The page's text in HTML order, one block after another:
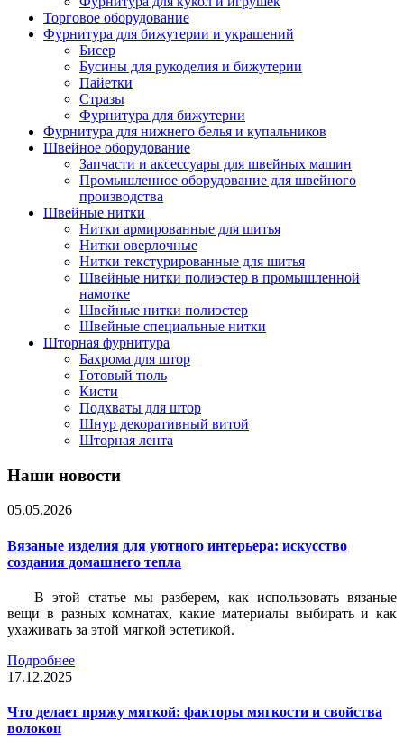
Торговое оборудование
Фурнитура для бижутерии и украшений
Бисер
Бусины для рукоделия и бижутерии
Пайетки
Стразы
Фурнитура для бижутерии
Фурнитура для нижнего белья и купальников
Швейное оборудование
Запчасти и аксессуары для швейных машин
Промышленное оборудование для швейного
производства
Швейные нитки
Нитки армированные для шитья
Нитки оверлочные
Нитки текстурированные для шитья
Швейные нитки полиэстер в промышленной
намотке
Швейные нитки полиэстер
Швейные специальные нитки
Шторная фурнитура
Бахрома для штор
Готовый тюль
Кисти
Подхваты для штор
Шнур декоративный витой
Шторная лента
Наши новости
05.05.2026
Вязаные изделия для уютного интерьера: искусство
создания домашнего тепла
В этой статье мы разберем, как использовать вязаные
вещи в разных комнатах, какие материалы выбирать и как
ухаживать за этой мягкой эстетикой.
Подробнее
17.12.2025
Что делает пряжу мягкой: факторы мягкости и свойства
волокон